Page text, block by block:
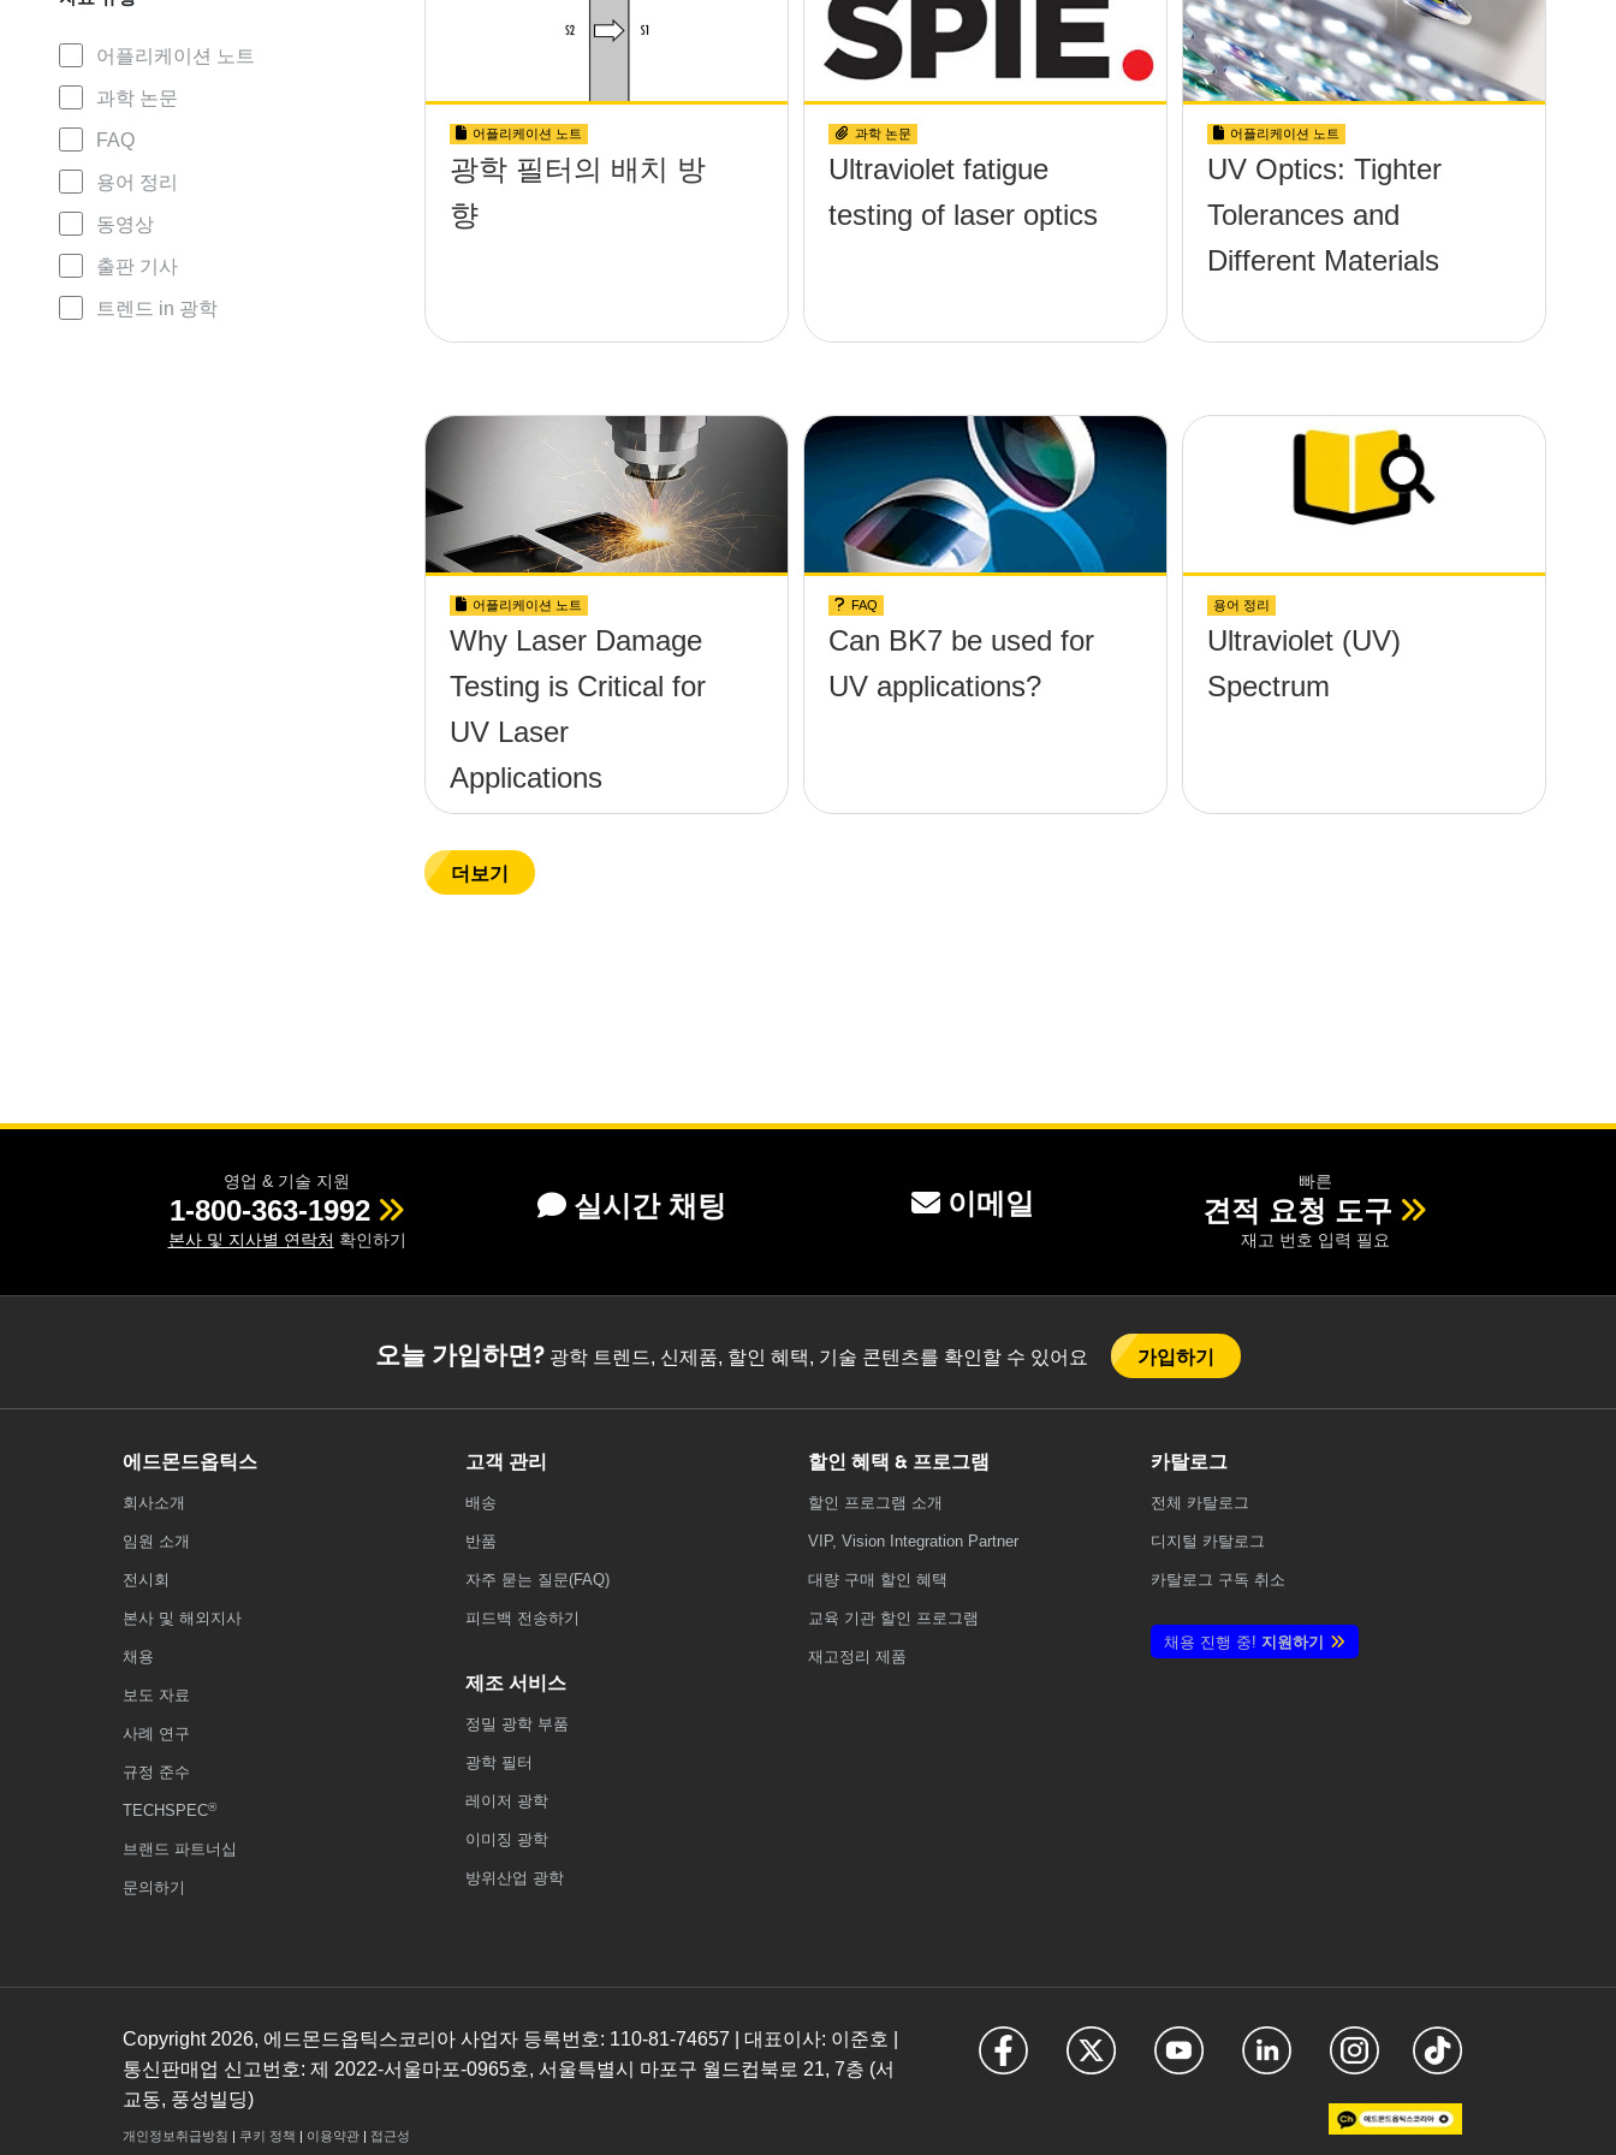
어플리케이션 노트
과학 논문
FAQ
용어 정리
동영상
출판 기사
트렌드 in 광학
어플리케이션 노트
광학 필터의 배치 방
향
과학 논문
Ultraviolet fatigue
testing of laser optics
어플리케이션 노트
UV Optics: Tighter
Tolerances and
Different Materials
어플리케이션 노트
Why Laser Damage
Testing is Critical for
UV Laser
Applications
FAQ
Can BK7 be used for
UV applications?
용어 정리
Ultraviolet (UV)
Spectrum
더보기
영업 & 기술 지원
1-800-363-1992
본사 및 지사별 연락처 확인하기
실시간 채팅 이메일
빠른
견적 요청 도구
재고 번호 입력 필요
오늘 가입하면?광학 트렌드, 신제품, 할인 혜택, 기술 콘텐츠를 확인할 수 있어요 가입하기
에드몬드옵틱스
회사소개
임원 소개
전시회
본사 및 해외지사
채용
보도 자료
사례 연구
규정 준수
TECHSPEC®
브랜드 파트너십
문의하기
고객 관리
배송
반품
자주 묻는 질문(FAQ)
피드백 전송하기
제조 서비스
정밀 광학 부품
광학 필터
레이저 광학
이미징 광학
방위산업 광학
할인 혜택 & 프로그램
할인 프로그램 소개
VIP, Vision Integration Partner
대량 구매 할인 혜택
교육 기관 할인 프로그램
재고정리 제품
카탈로그
전체 카탈로그
디지털 카탈로그
카탈로그 구독 취소
채용 진행 중! 지원하기
Copyright 2026, 에드몬드옵틱스코리아 사업자 등록번호: 110-81-74657 | 대표이사: 이준호 |
통신판매업 신고번호: 제 2022-서울마포-0965호, 서울특별시 마포구 월드컵북로 21, 7층 (서
교동, 풍성빌딩)
개인정보취급방침 쿠키 정책 이용약관 접근성